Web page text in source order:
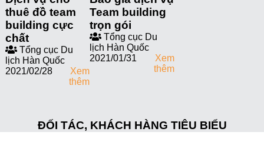
thuê đồ team
building cực
chất
Tổng cục Du
lịch Hàn Quốc
2021/02/28
Xem
thêm
Team building
trọn gói
Tổng cục Du
lịch Hàn Quốc
2021/01/31
Xem
thêm
ĐỐI TÁC, KHÁCH HÀNG TIÊU BIỂU